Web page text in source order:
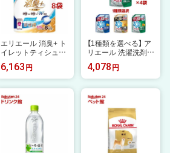
エリエール 消臭+ ト
イレットティシュー
コンパクト ダブル
フレッシュクリア( 8
ロール×8個セット)
【エリエール】[トイレ
ットペーパー]
6,163 円
【1種類を選べる】 ア
リエール 洗濯洗剤
液体 詰め替え 超ジ
ャンボ(1000g×4セ
ット)【アリエール 液
体】
4,078 円